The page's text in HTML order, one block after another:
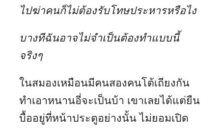
ไปฆ่าคนก็ไม่ต้องรับโทษประหารหรือไง
บางทีฉันอาจไม่จำเป็นต้องทำแบบนี้
จริงๆ
ในสมองเหมือนมีคนสองคนโต้เถียงกัน
ทำเอาหนานอี่จะเป็นบ้า เขาเลยได้แต่ยืน
บื้ออยู่ที่หน้าประตูอย่างนั้น ไม่ยอมเปิด